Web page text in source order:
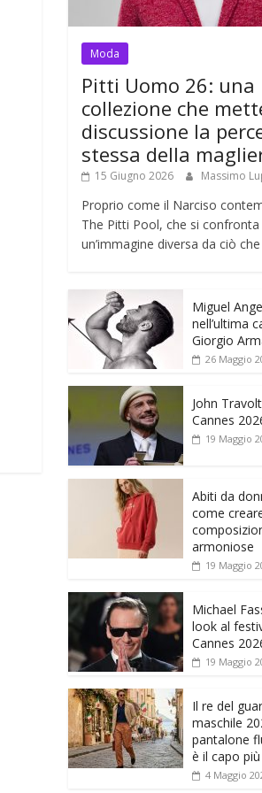
Moda
Pitti Uomo 26: una
collezione che
discussione la
stessa della
15 Giugno 2026 Massimo
Proprio come il Narciso
The Pitti Pool, che si confronta
un’immagine diversa da ciò
Miguel
nell’ultima
Giorgio
26 Maggio
John
Cannes
19 Maggio
Abiti da
come
armoniose
19 Maggio
Michael
look al
Cannes
19 Maggio
Il re del
maschile
pantalone
è il capo
4 Maggio